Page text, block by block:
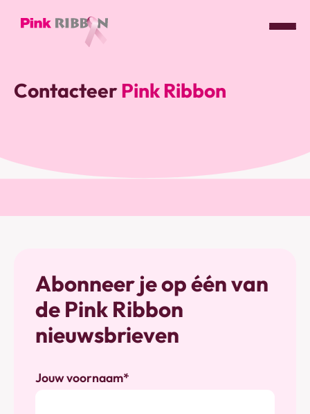
logo
homepage
Contacteer Pink Ribbon
Abonneer je op één van
de Pink Ribbon
nieuwsbrieven
Jouw voornaam*